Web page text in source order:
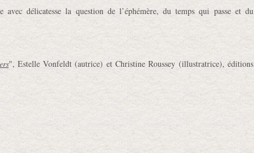
avec délicatesse la question de l’éphémère, du temps qui passe et du
", Estelle Vonfeldt (autrice) et Christine Roussey (illustratrice),éditions